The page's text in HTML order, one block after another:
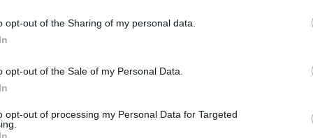
opt-out of the Sharing of my personal data.
opt-out of the Sale of my Personal Data.
opt-out of processing my Personal Data for Targeted
δει ένα κρεσέντο τουρκικής ρητορικής κατά
είναι προφανώς απαράδεκτο. Νομίζω ότι αυτό
επισημανθεί προς την Τουρκία από την
Ένωσης, αλλά και από τις ΗΠΑ. Δεν
αστάθειας στην Ανατολική Μεσόγειο
πόλεμο εναντίον της Ρωσίας και προσπαθούμε
την Ουκρανία»
πρόσθεσε ο Έλληνας